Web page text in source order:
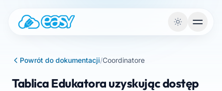
Powrót do dokumentacji/Coordinatore
Tablica Edukatora uzyskując dostęp